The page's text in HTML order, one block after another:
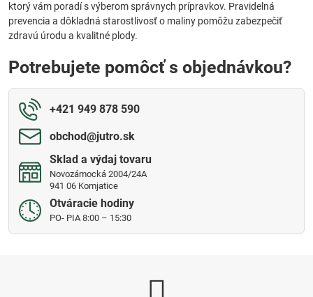
ktorý vám poradí s výberom správnych prípravkov. Pravidelná
prevencia a dôkladná starostlivosť o maliny pomôžu zabezpečiť
zdravú úrodu a kvalitné plody.
Potrebujete pomôcť s objednávkou?
+421 949 878 590
obchod​@jutro​.sk
Sklad a výdaj tovaru
Novozámocká 2004/24A
941 06 Komjatice
Otváracie hodiny
PO- PIA 8:00 – 15:30